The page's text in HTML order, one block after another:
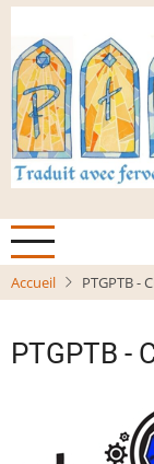
Aller
contenu
principal
Accueil PTGPTB -
PTGPTB -